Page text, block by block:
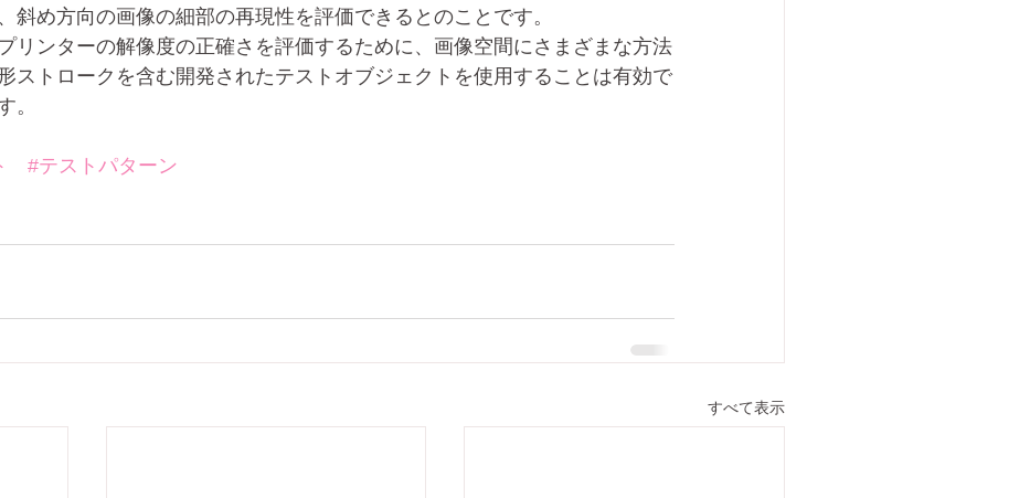
斜め方向の画像の細部の再現性を評価できるとのことです。
リンターの解像度の正確さを評価するために、画像空間にさまざまな方法
ストロークを含む開発されたテストオブジェクトを使用することは有効で
。
#テストパターン
すべて表示